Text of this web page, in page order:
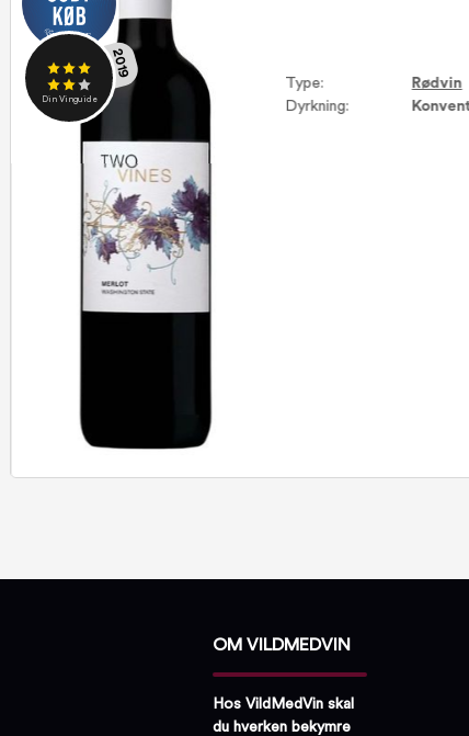
Din Vinguide
2019
Type:
Rødvin
Dyrkning:
OM VILDMEDVIN
Hos VildMedVin skal
du hverken bekymre